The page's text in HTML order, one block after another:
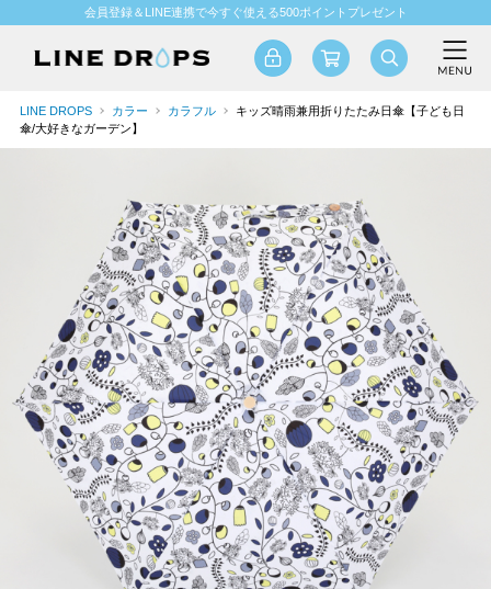
会員登録＆LINE連携で今すぐ使える500ポイントプレゼント
LINE DROPS カラー カラフル
キッズ晴雨兼用折りたたみ日傘【子ども日
傘/大好きなガーデン】